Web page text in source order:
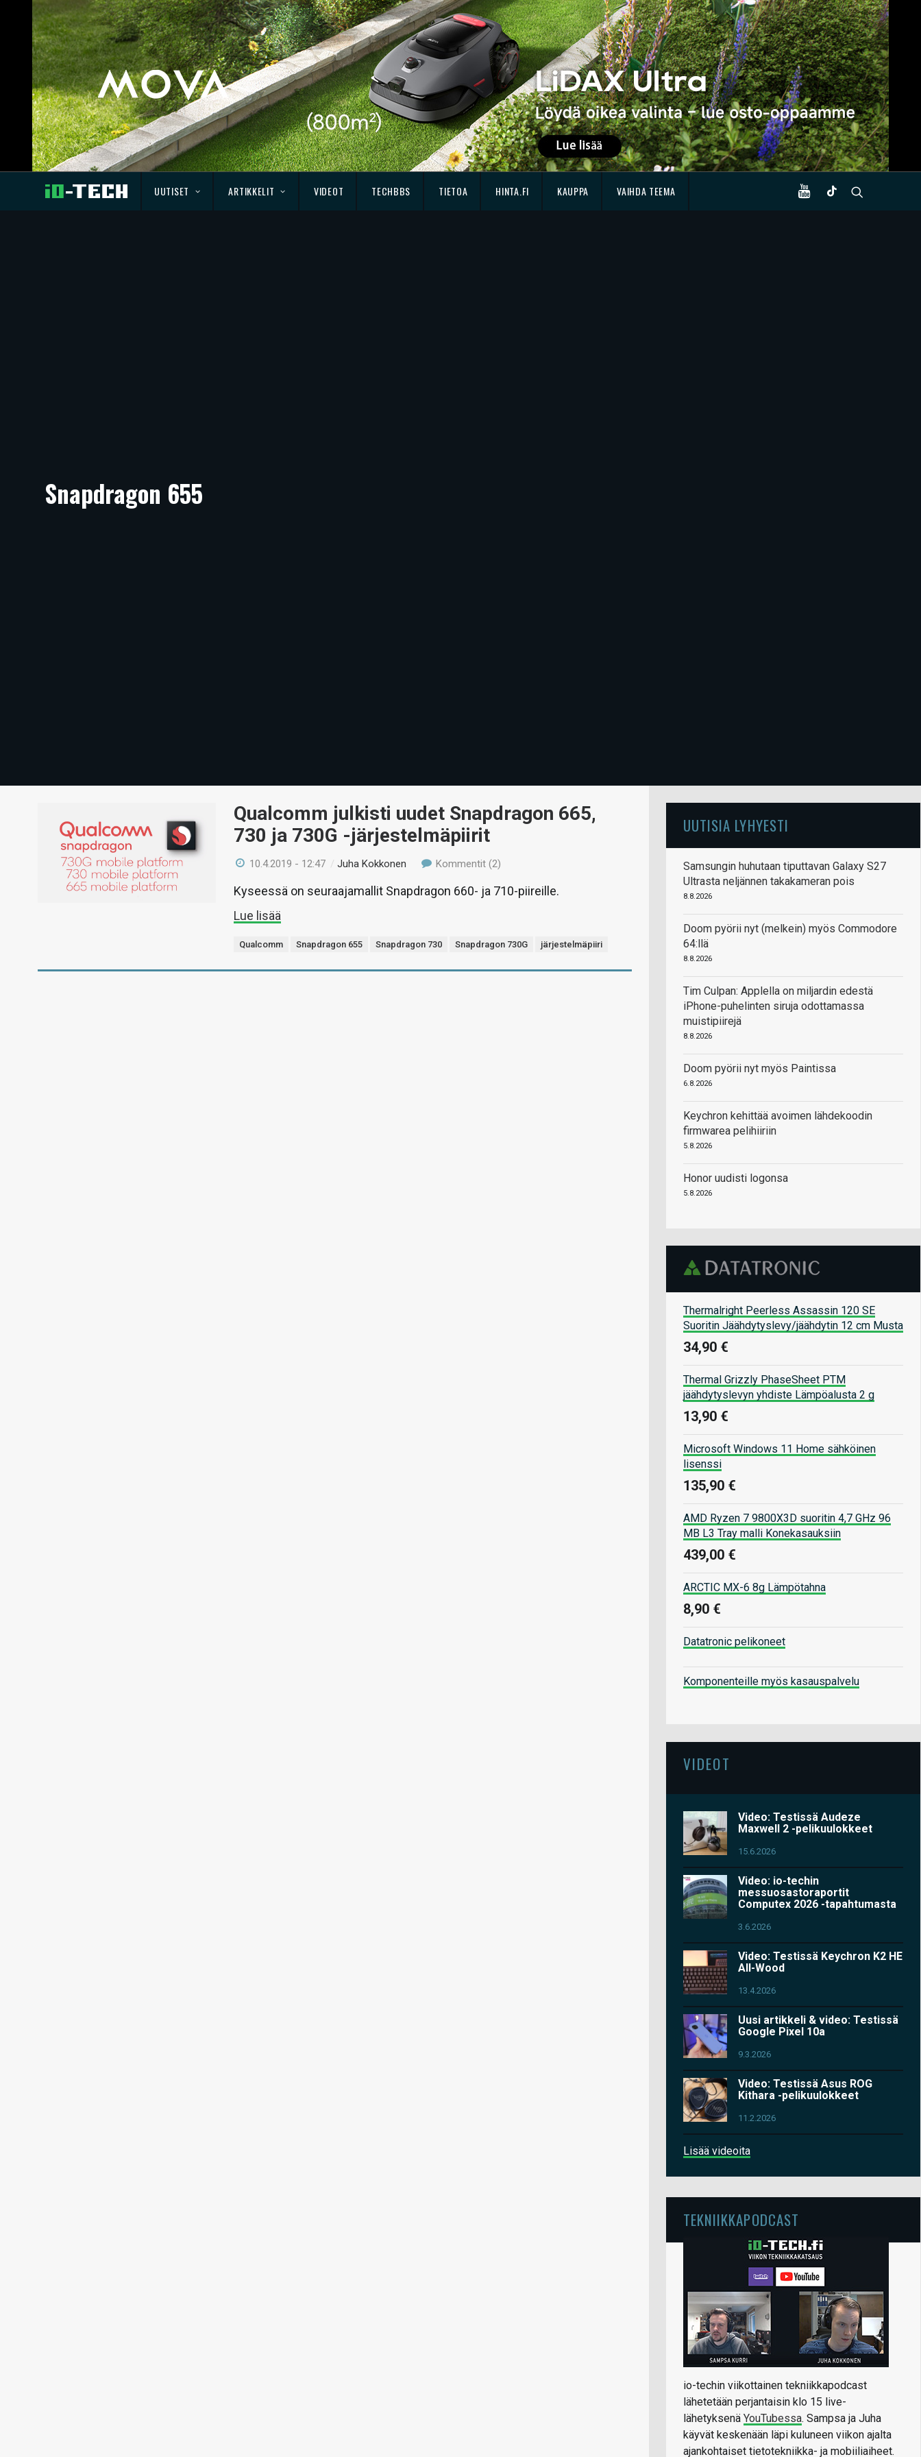
UUTISET ARTIKKELIT VIDEOT TECHBBS TIETOA HINTA.FI KAUPPA VAIHDA TEEMA
Snapdragon 655
Qualcomm julkisti uudet Snapdragon 665,
730 ja 730G -järjestelmäpiirit
10.4.2019 - 12:47 /Juha Kokkonen Kommentit (2)
Kyseessä on seuraajamallit Snapdragon 660- ja 710-piireille.
Lue lisää
Qualcomm Snapdragon 655 Snapdragon 730 Snapdragon 730G järjestelmäpiiri
UUTISIA LYHYESTI
Samsungin huhutaan tiputtavan Galaxy S27
Ultrasta neljännen takakameran pois
8.8.2026
Doom pyörii nyt (melkein) myös Commodore
64:llä
8.8.2026
Tim Culpan: Applella on miljardin edestä
iPhone-puhelinten siruja odottamassa
muistipiirejä
8.8.2026
Doom pyörii nyt myös Paintissa
6.8.2026
Keychron kehittää avoimen lähdekoodin
firmwarea pelihiiriin
5.8.2026
Honor uudisti logonsa
5.8.2026
Thermalright Peerless Assassin 120 SE
Suoritin Jäähdytyslevy/jäähdytin 12 cm Musta
34,90 €
Thermal Grizzly PhaseSheet PTM
jäähdytyslevyn yhdiste Lämpöalusta 2 g
13,90 €
Microsoft Windows 11 Home sähköinen
lisenssi
135,90 €
AMD Ryzen 7 9800X3D suoritin 4,7 GHz 96
MB L3 Tray malli Konekasauksiin
439,00 €
ARCTIC MX-6 8g Lämpötahna
8,90 €
Datatronic pelikoneet
Komponenteille myös kasauspalvelu
VIDEOT
Video: Testissä Audeze
Maxwell 2 -pelikuulokkeet
15.6.2026
Video: io-techin
messuosastoraportit
Computex 2026 -tapahtumasta
3.6.2026
Video: Testissä Keychron K2 HE
All-Wood
13.4.2026
Uusi artikkeli & video: Testissä
Google Pixel 10a
9.3.2026
Video: Testissä Asus ROG
Kithara -pelikuulokkeet
11.2.2026
Lisää videoita
TEKNIIKKAPODCAST
io-techin viikottainen tekniikkapodcast
lähetetään perjantaisin klo 15 live-
lähetyksenä YouTubessa. Sampsa ja Juha
käyvät keskenään läpi kuluneen viikon ajalta
ajankohtaiset tietotekniikka- ja mobiiliaiheet.